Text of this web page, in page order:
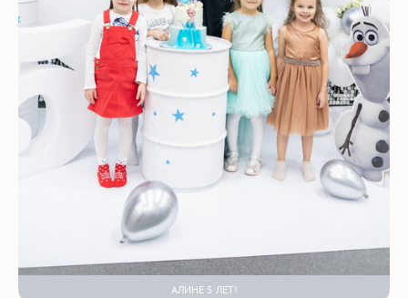
АЛИНЕ 5 ЛЕТ!